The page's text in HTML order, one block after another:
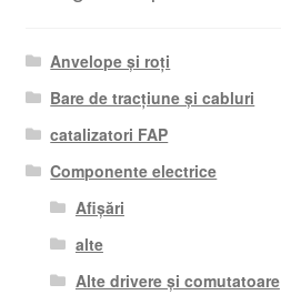
Anvelope și roți
Bare de tracțiune și cabluri
catalizatori FAP
Componente electrice
Afișări
alte
Alte drivere și comutatoare